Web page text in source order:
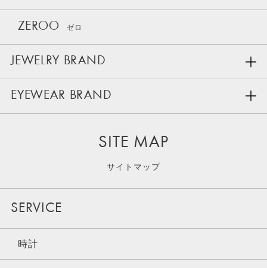
ZEROO ゼロ
JEWELRY BRAND
EYEWEAR BRAND
SITE MAP
サイトマップ
SERVICE
時計